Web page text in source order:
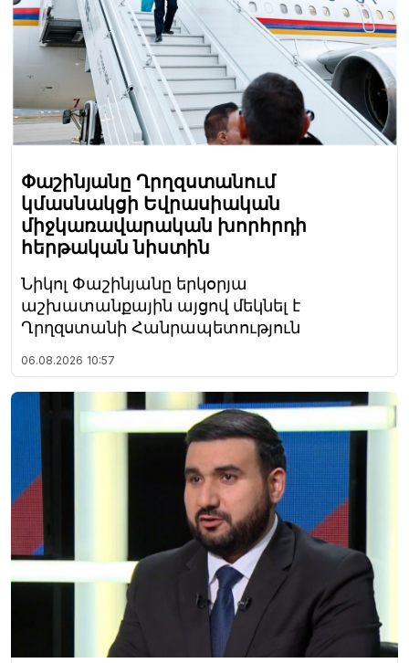
Փաշինյանը Ղրղզստանում
կմասնակցի Եվրասիական
միջկառավարական խորհրդի
հերթական նիստին
Նիկոլ Փաշինյանը երկօրյա
աշխատանքային այցով մեկնել է
Ղրղզստանի Հանրապետություն
06.08.2026 10:57